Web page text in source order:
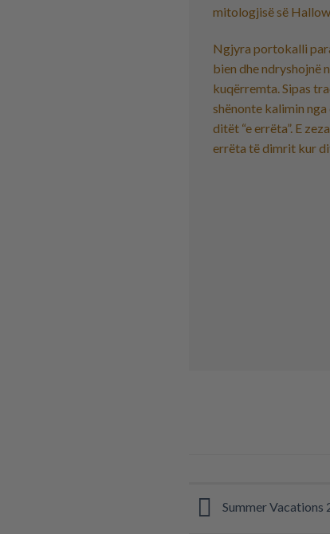
mitologjisë së
Ngjyra portokalli
bien dhe ndryshojnë
kuqërremta. Sipas
shënonte kalimin nga
ditët “e errëta”. E
errëta të dimrit kur
Summer Vacations